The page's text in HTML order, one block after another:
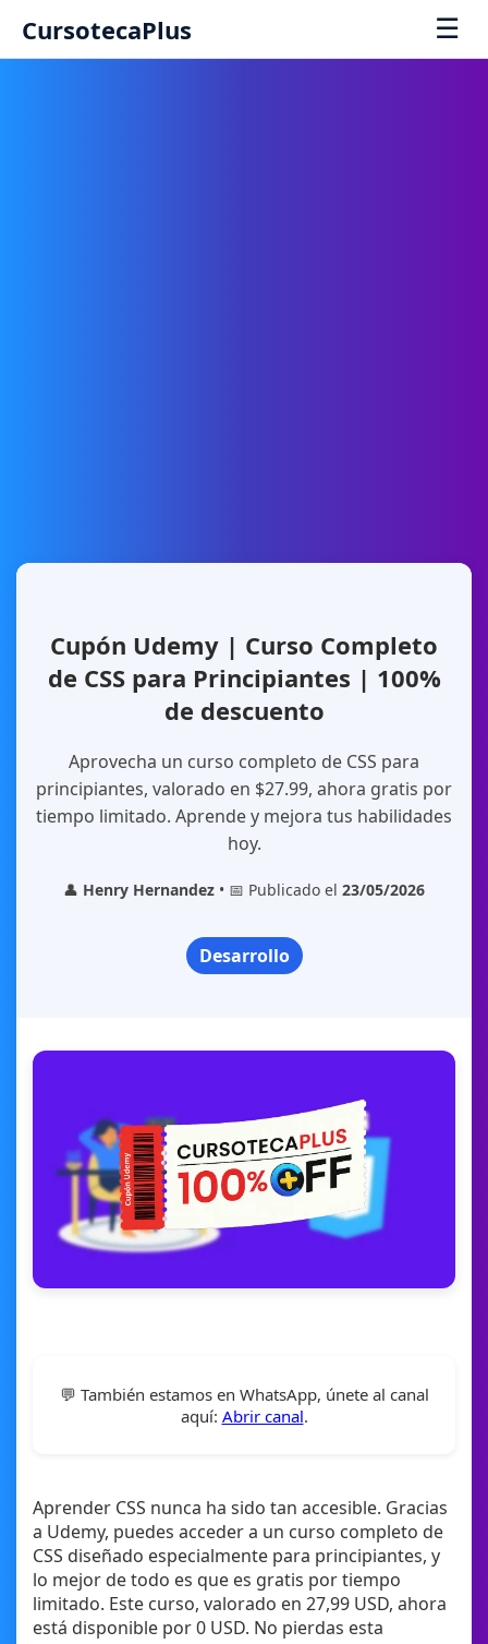
CursotecaPlus ☰
Cupón Udemy | Curso Completo
de CSS para Principiantes | 100%
de descuento
Aprovecha un curso completo de CSS para
principiantes, valorado en $27.99, ahora gratis por
tiempo limitado. Aprende y mejora tus habilidades
hoy.
👤 Henry Hernandez • 📅 Publicado el 23/05/2026
Desarrollo
💬 También estamos en WhatsApp, únete al canal
aquí: Abrir canal.
Aprender CSS nunca ha sido tan accesible. Gracias
a Udemy, puedes acceder a un curso completo de
CSS diseñado especialmente para principiantes, y
lo mejor de todo es que es gratis por tiempo
limitado. Este curso, valorado en 27,99 USD, ahora
está disponible por 0 USD. No pierdas esta